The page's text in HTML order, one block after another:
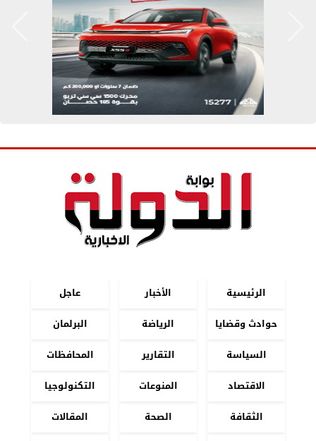
الرئيسية الأخبار
عاجل
حوادث وقضايا
الرياضة
البرلمان
السياسة
التقارير
المحافظات
الاقتصاد
المنوعات
التكنولوجيا
الثقافة
الصحة
المقالات